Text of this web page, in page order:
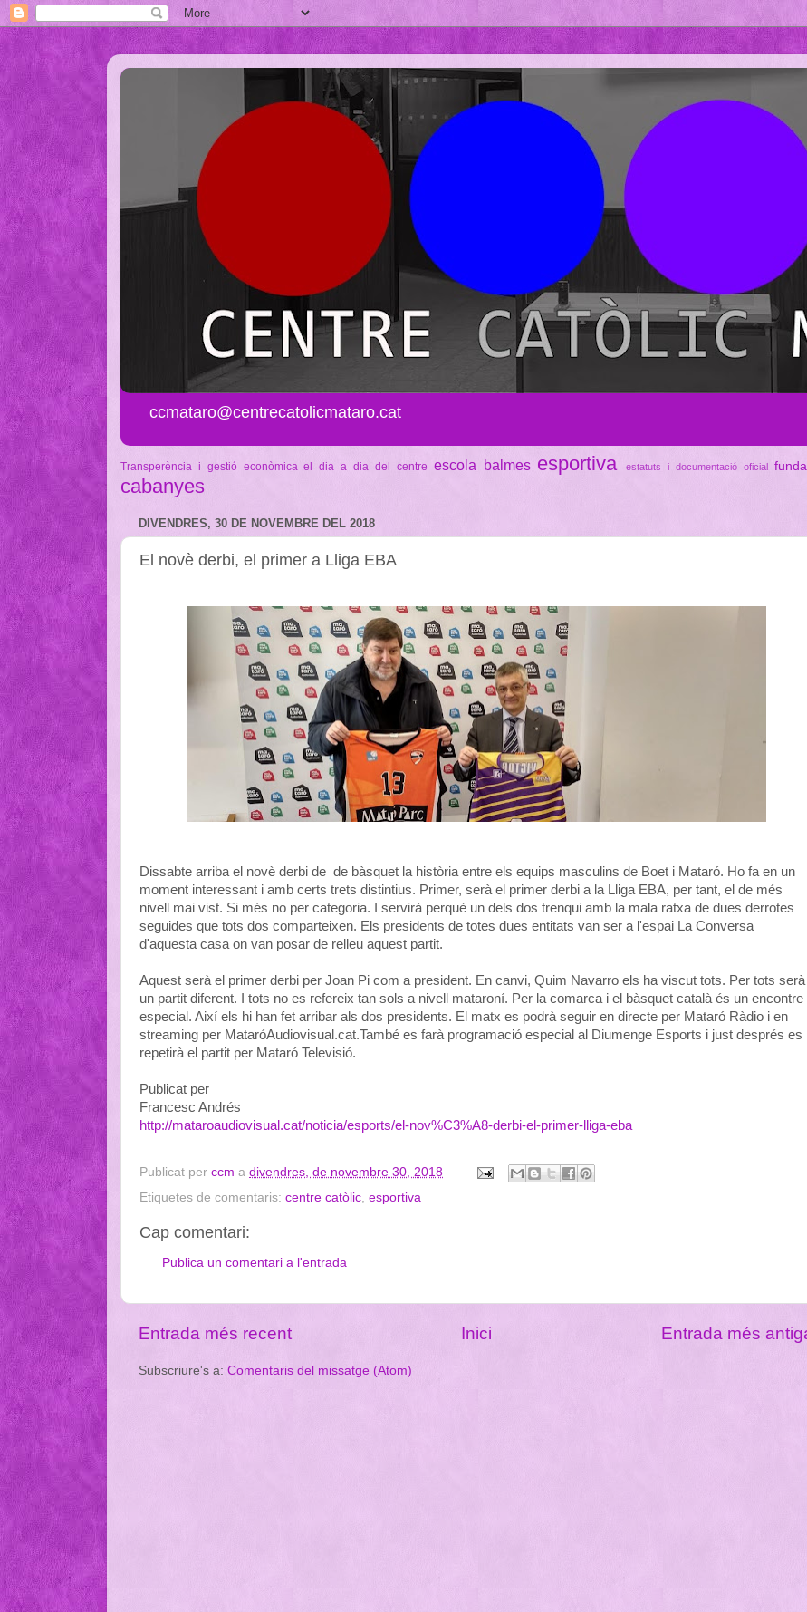
ccmataro@centrecatolicmataro.cat
Transperència i gestió econòmica el dia a dia del centre escola balmes esportiva estatuts i documentació oficial
cabanyes
DIVENDRES, 30 DE NOVEMBRE DEL 2018
El novè derbi, el primer a Lliga EBA
Dissabte arriba el novè derbi de de bàsquet la història entre els equips masculins de Boet i Mataró. Ho fa en un
moment interessant i amb certs trets distintius. Primer, serà el primer derbi a la Lliga EBA, per tant, el de més
nivell mai vist. Si més no per categoria. I servirà perquè un dels dos trenqui amb la mala ratxa de dues derrotes
seguides que tots dos comparteixen. Els presidents de totes dues entitats van ser a l'espai La Conversa
d'aquesta casa on van posar de relleu aquest partit.
Aquest serà el primer derbi per Joan Pi com a president. En canvi, Quim Navarro els ha viscut tots. Per tots serà
un partit diferent. I tots no es refereix tan sols a nivell mataroní. Per la comarca i el bàsquet català és un encontre
especial. Així els hi han fet arribar als dos presidents. El matx es podrà seguir en directe per Mataró Ràdio i en
streaming per MataróAudiovisual.cat.També es farà programació especial al Diumenge Esports i just després es
repetirà el partit per Mataró Televisió.
Publicat per
Francesc Andrés
http://mataroaudiovisual.cat/noticia/esports/el-nov%C3%A8-derbi-el-primer-lliga-eba
Publicat per ccm a divendres, de novembre 30, 2018
Etiquetes de comentaris: centre catòlic, esportiva
Cap comentari:
Publica un comentari a l'entrada
Entrada més recent Entrada més
Inici
Subscriure's a: Comentaris del missatge (Atom)